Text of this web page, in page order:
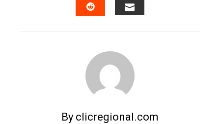
By clicregional.com